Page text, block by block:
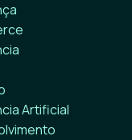
Artificial